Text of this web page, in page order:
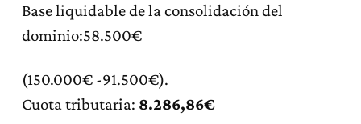
Base liquidable de la consolidación del
dominio:58.500€
(150.000€ -91.500€).
Cuota tributaria: 8.286,86€